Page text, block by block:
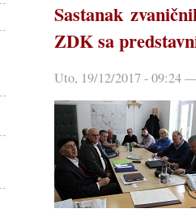
Sastanak
ZDK sa
Uto, 19/12/2017 - 09:24